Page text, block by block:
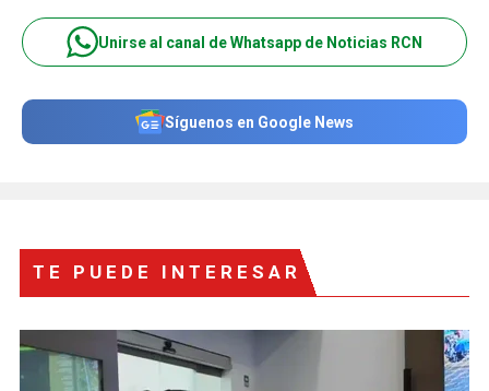
Unirse al canal de Whatsapp de Noticias RCN
Síguenos en Google News
TE PUEDE INTERESAR